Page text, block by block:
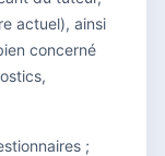
actuel), ainsi
concerné
;